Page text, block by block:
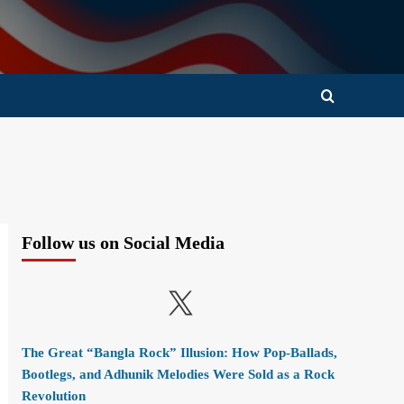
Follow us on Social Media
X
The Great “Bangla Rock” Illusion: How Pop-Ballads,
Bootlegs, and Adhunik Melodies Were Sold as a Rock
Revolution